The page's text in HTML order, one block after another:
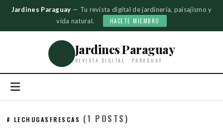
Jardines Paraguay — Tu revista digital de jardinería, paisajismo y
vida natural.
HACETE MIEMBRO
🌿 Jardines Paraguay
REVISTA DIGITAL · PARAGUAY
# LECHUGASFRESCAS (1 POSTS)